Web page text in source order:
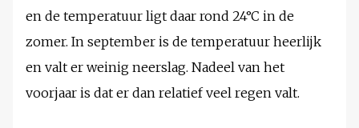
en de temperatuur ligt daar rond 24°C in de
zomer. In september is de temperatuur heerlijk
en valt er weinig neerslag. Nadeel van het
voorjaar is dat er dan relatief veel regen valt.